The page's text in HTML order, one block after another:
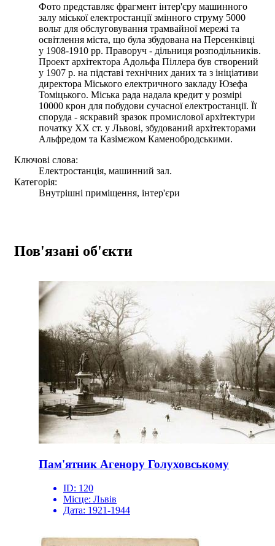
Фото представляє фрагмент інтер'єру машинного
залу міської електростанції змінного струму 5000
вольт для обслуговування трамвайної мережі та
освітлення міста, що була збудована на Персенківці
у 1908-1910 рр. Праворуч - дільниця розподільників.
Проект архітектора Адольфа Піллера був створений
у 1907 р. на підставі технічних даних та з ініціативи
директора Міського електричного закладу Юзефа
Томіцького. Міська рада надала кредит у розмірі
10000 крон для побудови сучасної електростанції. Її
споруда - яскравий зразок промислової архітектури
початку ХХ ст. у Львові, збудований архітекторами
Альфредом та Казімєжом Каменобродськими.
Ключові слова:
Електростанція, машинний зал.
Категорія:
Внутрішні приміщення, інтер'єри
Пов'язані об'єкти
Пам'ятник Агенору Голуховському
ID: 120
Місце: Львів
Дата: 1921-1944